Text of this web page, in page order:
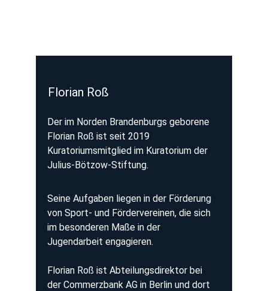
Florian Roß
Der im Norden Brandenburgs geborene
Florian Roß ist seit 2019
Kuratoriumsmitglied im Kuratorium der
Julius-Bötzow-Stiftung.
Seine Aufgaben liegen in der Förderung
von Sport- und Fördervereinen, die sich
im besonderen Maße in der
Jugendarbeit engagieren.
Florian Roß ist Abteilungsdirektor bei
der Commerzbank AG in Berlin und dort